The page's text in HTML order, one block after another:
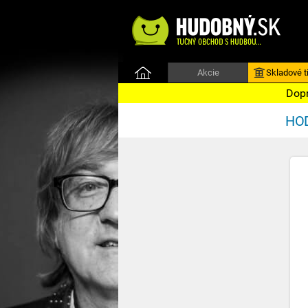
Akcie Skladové